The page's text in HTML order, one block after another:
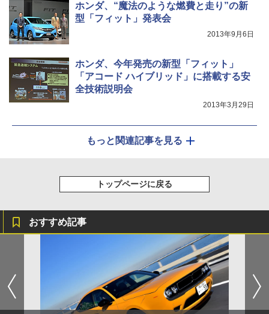
ホンダ、“魔法のような燃費と走り”の新
型「フィット」発表会
2013年9月6日
ホンダ、今年発売の新型「フィット」
「アコード ハイブリッド」に搭載する安
全技術説明会
2013年3月29日
もっと関連記事を見る
トップページに戻る
おすすめ記事